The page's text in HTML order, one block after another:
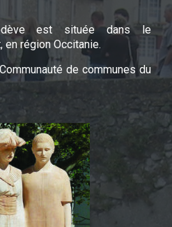
est située dans le
en région Occitanie.
de communes du